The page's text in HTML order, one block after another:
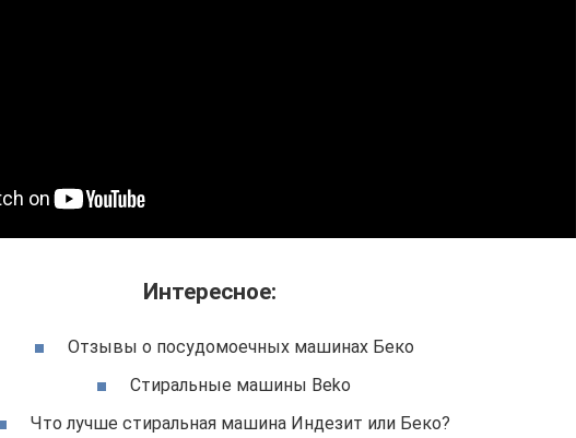
Интересное:
Отзывы о посудомоечных машинах Беко
Стиральные машины Beko
Что лучше стиральная машина Индезит или Беко?